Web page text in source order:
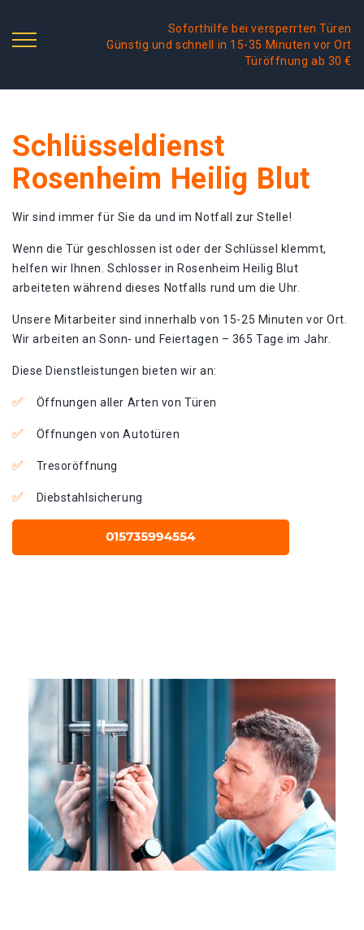
Soforthilfe bei versperrten Türen
Günstig und schnell in 15-35 Minuten vor Ort
Türöffnung ab 30 €
Schlüsseldienst
Rosenheim Heilig Blut
Wir sind immer für Sie da und im Notfall zur Stelle!
Wenn die Tür geschlossen ist oder der Schlüssel klemmt,
helfen wir Ihnen. Schlosser in Rosenheim Heilig Blut
arbeiteten während dieses Notfalls rund um die Uhr.
Unsere Mitarbeiter sind innerhalb von 15-25 Minuten vor Ort.
Wir arbeiten an Sonn- und Feiertagen – 365 Tage im Jahr.
Diese Dienstleistungen bieten wir an:
Öffnungen aller Arten von Türen
Öffnungen von Autotüren
Tresoröffnung
Diebstahlsicherung